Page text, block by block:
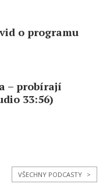
o programu
– probírají
33:56)
VŠECHNY PODCASTY >